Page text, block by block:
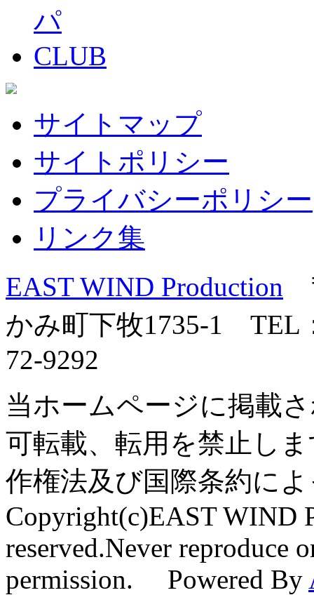
サイトマップ
サイトポリシー
プライバシーポリシー
リンク集
EAST WIND Production
かみ町下牧1735-1 TEL
72-9292
当ホームページに掲載
可転載、転用を禁止し
作権法及び国際条約に
Copyright(c)EAST WIND
reserved.Never reproduce
permission. Powered By